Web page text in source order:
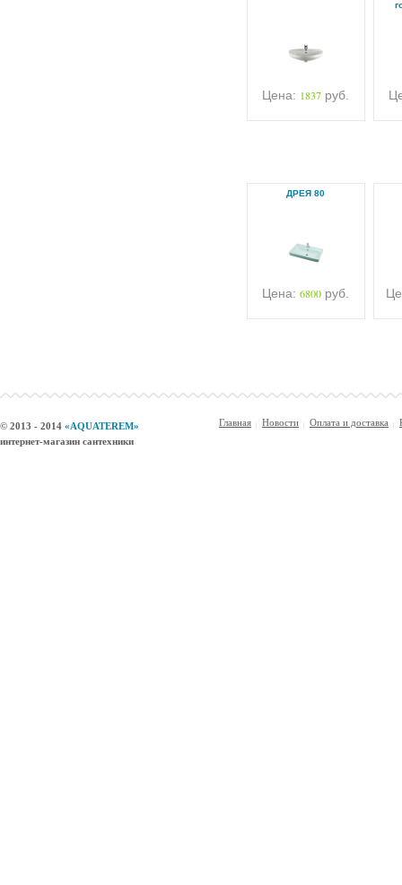
Цена: 1837 руб.
ДРЕЯ 80
Цена: 6800 руб.
© 2013 - 2014 «AQUATEREM»
интернет-магазин сантехники
Главная Новости Оплата и доставка